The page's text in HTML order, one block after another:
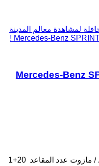
لمشاهدة معالم المدينة
Mercedes-Benz
Mercedes-Benz
/ مازوت عدد المقاعد 20+1